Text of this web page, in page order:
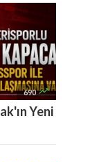
690 
Yeni